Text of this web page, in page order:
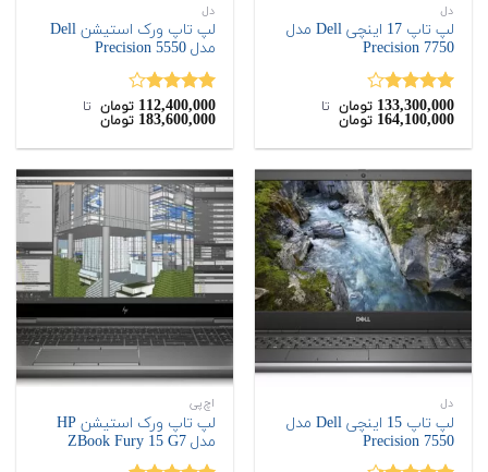
دل
لپ تاپ 17 اینچی Dell مدل
Precision 7750
نمره
4.00از 5
133,300,000 تومان ‌ تا ‌
164,100,000 تومان
دل
لپ تاپ ورک استیشن Dell
مدل Precision 5550
نمره
4.00از 5
112,400,000 تومان ‌ تا ‌
183,600,000 تومان
دل
لپ تاپ 15 اینچی Dell مدل
Precision 7550
اچ‌پی
لپ تاپ ورک استیشن HP
مدل ZBook Fury 15 G7